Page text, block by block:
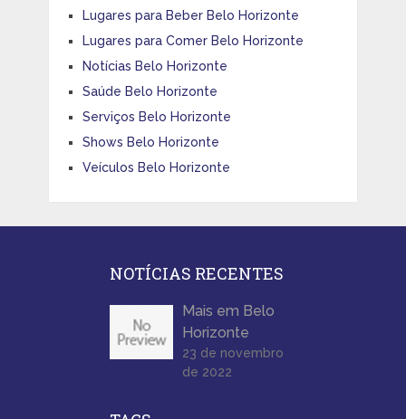
Lugares para Beber Belo Horizonte
Lugares para Comer Belo Horizonte
Notícias Belo Horizonte
Saúde Belo Horizonte
Serviços Belo Horizonte
Shows Belo Horizonte
Veículos Belo Horizonte
NOTÍCIAS RECENTES
Mais em Belo
Horizonte
23 de novembro
de 2022